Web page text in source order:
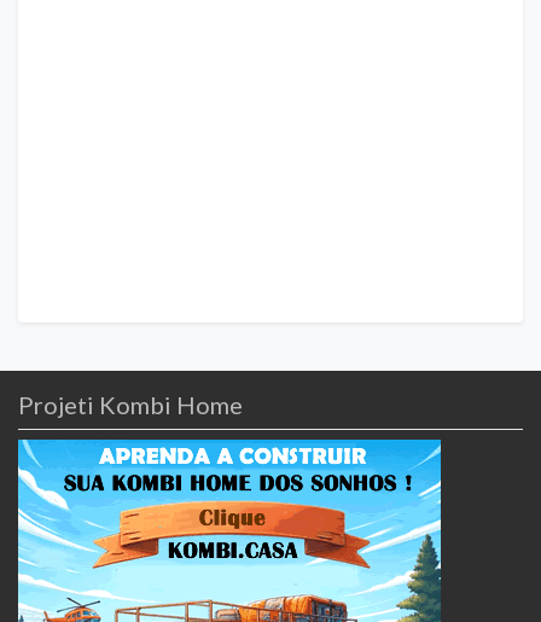
Projeti Kombi Home